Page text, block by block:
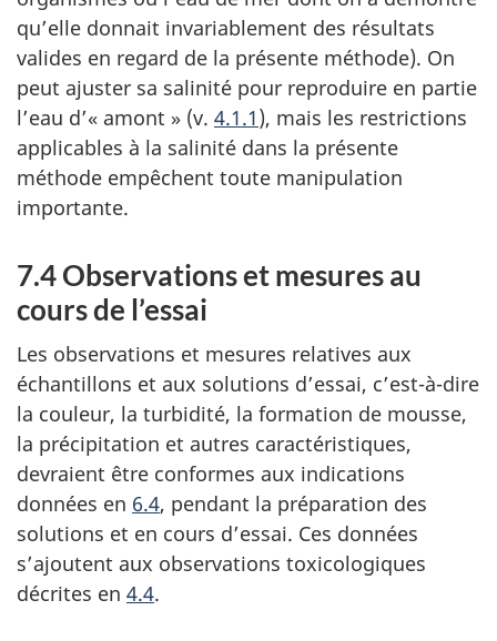
qu’elle donnait invariablement des résultats
valides en regard de la présente méthode). On
peut ajuster sa salinité pour reproduire en partie
l’eau d’« amont » (v. 4.1.1), mais les restrictions
applicables à la salinité dans la présente
méthode empêchent toute manipulation
importante.
7.4 Observations et mesures au
cours de l’essai
Les observations et mesures relatives aux
échantillons et aux solutions d’essai, c’est-à-dire
la couleur, la turbidité, la formation de mousse,
la précipitation et autres caractéristiques,
devraient être conformes aux indications
données en 6.4, pendant la préparation des
solutions et en cours d’essai. Ces données
s’ajoutent aux observations toxicologiques
décrites en 4.4.